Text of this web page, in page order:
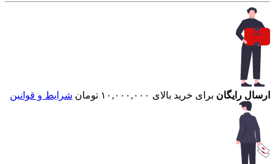
ارسال رایگان برای خرید بالای ۱۰,۰۰۰,۰۰۰ تومان شرایط و قوانین